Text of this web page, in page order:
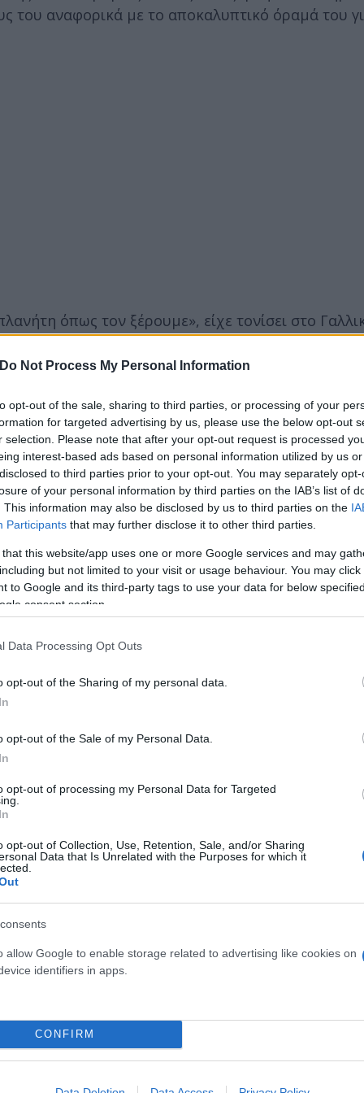
Do Not Process My Personal Information
opt-out of the sale, sharing to third parties, or processing of your
for targeted advertising by us, please use the below opt-out
selection. Please note that after your opt-out request is processed
interest-based ads based on personal information utilized by us
to third parties prior to your opt-out. You may separately
of your personal information by third parties on the IAB’s list of
This information may also be disclosed by us to third parties on the
Participants that may further disclose it to other third parties.
that this website/app uses one or more Google services and may
but not limited to your visit or usage behaviour. You may
to Google and its third-party tags to use your data for below
consent section.
Data Processing Opt Outs
opt-out of the Sharing of my personal data.
opt-out of the Sale of my Personal Data.
opt-out of processing my Personal Data for Targeted
opt-out of Collection, Use, Retention, Sale, and/or Sharing
Data that Is Unrelated with the Purposes for which it
allow Google to enable storage related to advertising like cookies on
identifiers in apps.
CONFIRM
του αναφορικά με το αποκαλυπτικό όραμά του
όπως τον ξέρουμε», είχε τονίσει στο
της Κοπεγχάγης για το Κλίμα (COP15)
είχε διαμηνύσει, ένας από τους
μέλλον.
και εργάστηκε επί 20 χρόνια στο βρετανικό
της δεκαετίας του 1960 και μετακόμισε στην
ζωής στον πλανήτη Άρη.
το 1970, παρουσιάζοντας τη Γη ως έναν
η θεωρία του είχε αμφισβητηθεί έντονα.
έγραψε ο δημοσιογράφος της βρετανικής
επιστήμονας του περασμένου αιώνα, ο Λάβλοκ
Μουσείο Επιστημών του Λονδίνου.
είχε πει τον Ιούνιο του 2020 στο AFP πως
– και ήδη είναι πάρα πολλοί (στον πλανήτη)» για
πιο επικίνδυνη για τη ζωή στη Γη από
Flash.grστην αναζήτηση τηςGoogle